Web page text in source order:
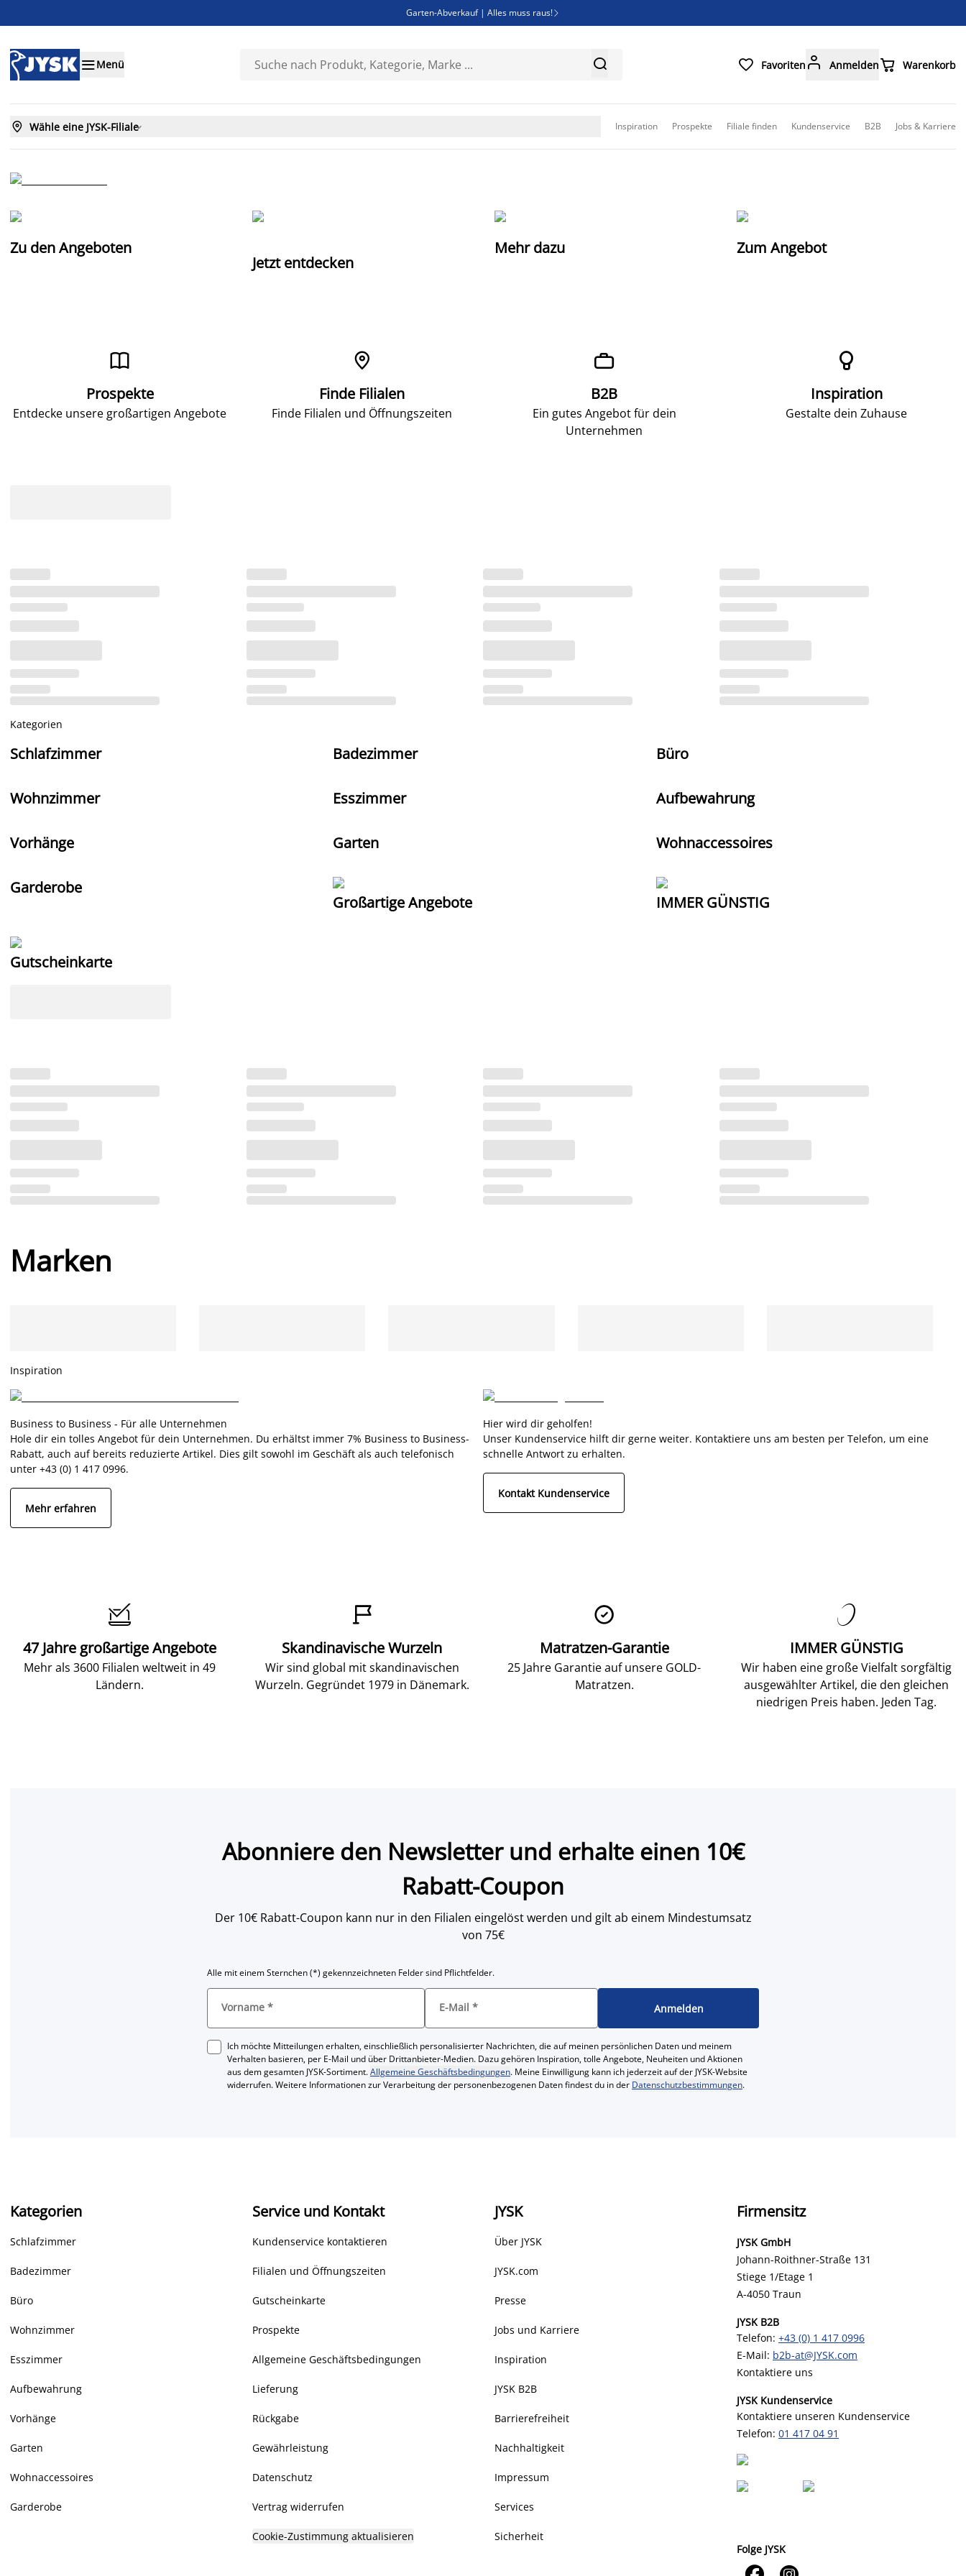
Garten-Abverkauf | Alles muss raus! 
Bist du Unternehmer? Entdecke JYSK-B2B
Menü   Favoriten  Anmelden Warenkorb
 Wähle eine JYSK-Filiale Inspiration Prospekte Filiale finden Kundenservice B2B Jobs & Karriere
Zu den Angeboten
Jetzt entdecken
Mehr dazu Zum Angebot

Prospekte
Entdecke unsere großartigen Angebote

Finde Filialen
Finde Filialen und Öffnungszeiten

B2B
Ein gutes Angebot für dein
Unternehmen

Inspiration
Gestalte dein Zuhause
Kategorien
Schlafzimmer Badezimmer Büro
Wohnzimmer Esszimmer Aufbewahrung
Vorhänge Garten Wohnaccessoires
Garderobe
Großartige Angebote IMMER GÜNSTIG
Gutscheinkarte
Marken
Inspiration
Business to Business - Für alle Unternehmen
Hole dir ein tolles Angebot für dein Unternehmen. Du erhältst immer 7% Business to Business-
Rabatt, auch auf bereits reduzierte Artikel. Dies gilt sowohl im Geschäft als auch telefonisch
unter +43 (0) 1 417 0996.
Mehr erfahren
Hier wird dir geholfen!
Unser Kundenservice hilft dir gerne weiter. Kontaktiere uns am besten per Telefon, um eine
schnelle Antwort zu erhalten.
Kontakt Kundenservice

47 Jahre großartige Angebote
Mehr als 3600 Filialen weltweit in 49
Ländern.

Skandinavische Wurzeln
Wir sind global mit skandinavischen
Wurzeln. Gegründet 1979 in Dänemark.

Matratzen-Garantie
25 Jahre Garantie auf unsere GOLD-
Matratzen.

IMMER GÜNSTIG
Wir haben eine große Vielfalt sorgfältig
ausgewählter Artikel, die den gleichen
niedrigen Preis haben. Jeden Tag.
Abonniere den Newsletter und erhalte einen 10€
Rabatt-Coupon
Der 10€ Rabatt-Coupon kann nur in den Filialen eingelöst werden und gilt ab einem Mindestumsatz
von 75€
Alle mit einem Sternchen (*) gekennzeichneten Felder sind Pflichtfelder.
Vorname * E-Mail * Anmelden
Ich möchte Mitteilungen erhalten, einschließlich personalisierter Nachrichten, die auf meinen persönlichen Daten und meinem
Verhalten basieren, per E-Mail und über Drittanbieter-Medien. Dazu gehören Inspiration, tolle Angebote, Neuheiten und Aktionen
aus dem gesamten JYSK-Sortiment.Allgemeine Geschäftsbedingungen. Meine Einwilligung kann ich jederzeit auf der JYSK-Website
widerrufen. Weitere Informationen zur Verarbeitung der personenbezogenen Daten findest du in der Datenschutzbestimmungen.
Kategorien
Schlafzimmer
Badezimmer
Büro
Wohnzimmer
Esszimmer
Aufbewahrung
Vorhänge
Garten
Wohnaccessoires
Garderobe
Service und Kontakt
Kundenservice kontaktieren
Filialen und Öffnungszeiten
Gutscheinkarte
Prospekte
Allgemeine Geschäftsbedingungen
Lieferung
Rückgabe
Gewährleistung
Datenschutz
Vertrag widerrufen
Cookie-Zustimmung aktualisieren
JYSK
Über JYSK
JYSK.com
Presse
Jobs und Karriere
Inspiration
JYSK B2B
Barrierefreiheit
Nachhaltigkeit
Impressum
Services
Sicherheit
Firmensitz
JYSK GmbH
Johann-Roithner-Straße 131
Stiege 1/Etage 1
A-4050 Traun
JYSK B2B
Telefon: +43 (0) 1 417 0996
E-Mail: b2b-at@JYSK.com
Kontaktiere uns
JYSK Kundenservice
Kontaktiere unseren Kundenservice
Telefon: 01 417 04 91
Folge JYSK